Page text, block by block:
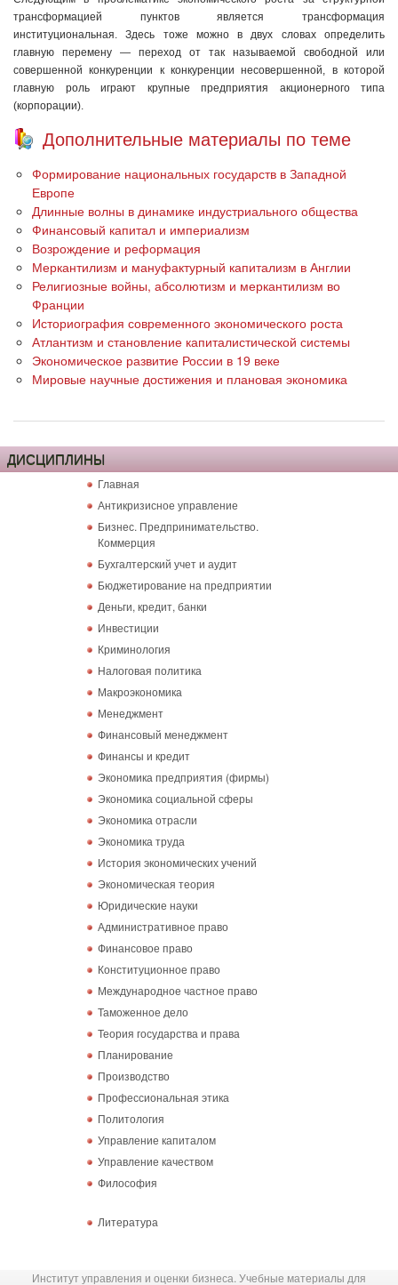
трансформацией пунктов является трансформация
институциональная. Здесь тоже можно в двух словах определить
главную перемену — переход от так называемой свободной или
совершенной конкуренции к конкуренции несовершенной, в которой
главную роль играют крупные предприятия акционерного типа
(корпорации).
Дополнительные материалы по теме
Формирование национальных государств в Западной
Европе
Длинные волны в динамике индустриального общества
Финансовый капитал и империализм
Возрождение и реформация
Меркантилизм и мануфактурный капитализм в Англии
Религиозные войны, абсолютизм и меркантилизм во
Франции
Историография современного экономического роста
Атлантизм и становление капиталистической системы
Экономическое развитие России в 19 веке
Мировые научные достижения и плановая экономика
ДИСЦИПЛИНЫ
Главная
Антикризисное управление
Бизнес. Предпринимательство.
Коммерция
Бухгалтерский учет и аудит
Бюджетирование на предприятии
Деньги, кредит, банки
Инвестиции
Криминология
Налоговая политика
Макроэкономика
Менеджмент
Финансовый менеджмент
Финансы и кредит
Экономика предприятия (фирмы)
Экономика социальной сферы
Экономика отрасли
Экономика труда
История экономических учений
Экономическая теория
Юридические науки
Административное право
Финансовое право
Конституционное право
Международное частное право
Таможенное дело
Теория государства и права
Планирование
Производство
Профессиональная этика
Политология
Управление капиталом
Управление качеством
Философия
Литература
Институт управления и оценки бизнеса. Учебные материалы для